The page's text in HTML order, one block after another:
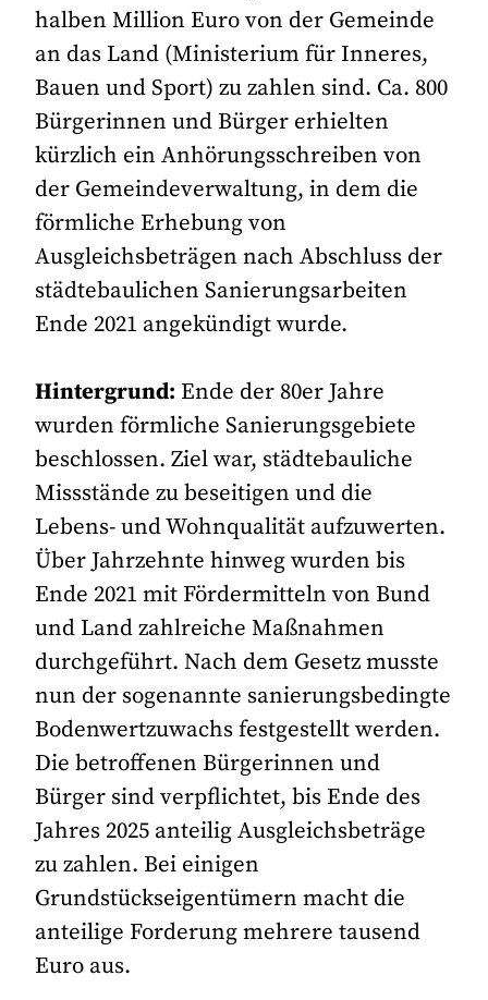
halben Million Euro von der Gemeinde
an das Land (Ministerium für Inneres,
Bauen und Sport) zu zahlen sind. Ca. 800
Bürgerinnen und Bürger erhielten
kürzlich ein Anhörungsschreiben von
der Gemeindeverwaltung, in dem die
förmliche Erhebung von
Ausgleichsbeträgen nach Abschluss der
städtebaulichen Sanierungsarbeiten
Ende 2021 angekündigt wurde.
Hintergrund: Ende der 80er Jahre
wurden förmliche Sanierungsgebiete
beschlossen. Ziel war, städtebauliche
Missstände zu beseitigen und die
Lebens- und Wohnqualität aufzuwerten.
Über Jahrzehnte hinweg wurden bis
Ende 2021 mit Fördermitteln von Bund
und Land zahlreiche Maßnahmen
durchgeführt. Nach dem Gesetz musste
nun der sogenannte sanierungsbedingte
Bodenwertzuwachs festgestellt werden.
Die betroffenen Bürgerinnen und
Bürger sind verpflichtet, bis Ende des
Jahres 2025 anteilig Ausgleichsbeträge
zu zahlen. Bei einigen
Grundstückseigentümern macht die
anteilige Forderung mehrere tausend
Euro aus.